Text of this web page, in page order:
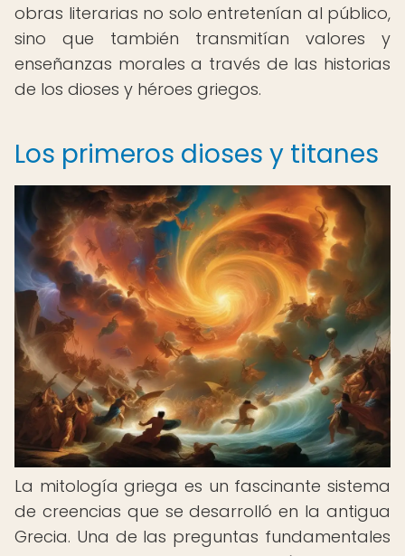
obras literarias no solo entretenían al público,
sino que también transmitían valores y
enseñanzas morales a través de las historias
de los dioses y héroes griegos.
Los primeros dioses y titanes
La mitología griega es un fascinante sistema
de creencias que se desarrolló en la antigua
Grecia. Una de las preguntas fundamentales